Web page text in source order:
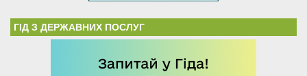
ГІД З ДЕРЖАВНИХ ПОСЛУГ